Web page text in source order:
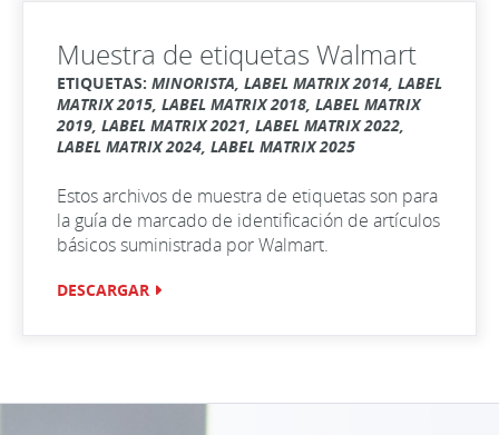
Muestra de etiquetas Walmart
ETIQUETAS: MINORISTA, LABEL MATRIX 2014, LABEL
MATRIX 2015, LABEL MATRIX 2018, LABEL MATRIX
2019, LABEL MATRIX 2021, LABEL MATRIX 2022,
LABEL MATRIX 2024, LABEL MATRIX 2025
Estos archivos de muestra de etiquetas son para
la guía de marcado de identificación de artículos
básicos suministrada por Walmart.
DESCARGAR